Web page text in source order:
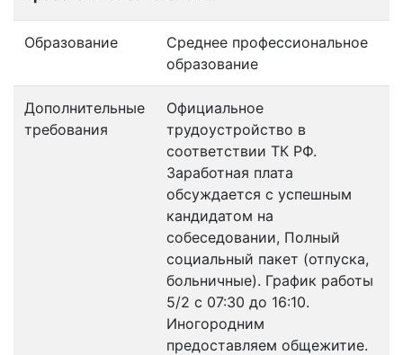
Образование
Среднее профессиональное
образование
Дополнительные
требования
Официальное
трудоустройство в
соответствии ТК РФ.
Заработная плата
обсуждается с успешным
кандидатом на
собеседовании, Полный
социальный пакет (отпуска,
больничные). График работы
5/2 с 07:30 до 16:10.
Иногородним
предоставляем общежитие.